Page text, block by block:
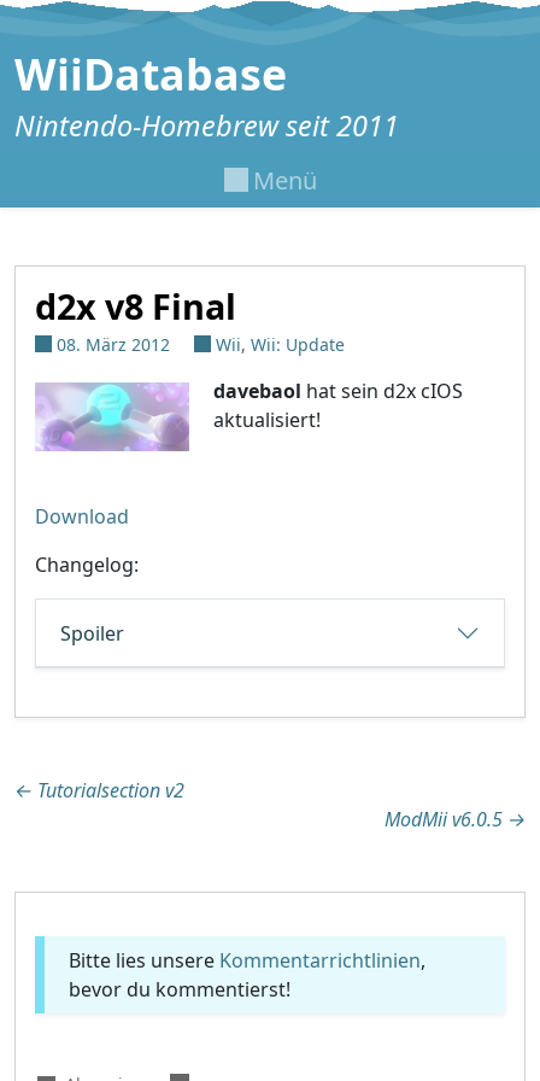
Zum Inhalt springen
WiiDatabase
Nintendo-Homebrew seit 2011
Menü
d2x v8 Final
08. März 2012 Wii, Wii: Update
davebaol hat sein d2x cIOS
aktualisiert!
Download
Changelog:
Spoiler
Beitragsnavigation
← Tutorialsection v2
ModMii v6.0.5 →
Bitte lies unsere Kommentarrichtlinien,
bevor du kommentierst!